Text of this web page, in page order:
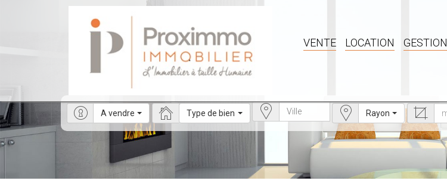
VENTE LOCATION GESTION
A vendre Type de bien Rayon